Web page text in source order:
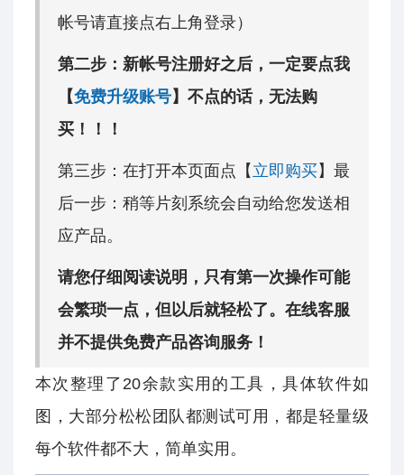
帐号请直接点右上角登录）
第二步：新帐号注册好之后，一定要点我
【免费升级账号】不点的话，无法购
买！！！
第三步：在打开本页面点【 立即购买】最
后一步：稍等片刻系统会自动给您发送相
应产品。
请您仔细阅读说明，只有第一次操作可能
会繁琐一点，但以后就轻松了。在线客服
并不提供免费产品咨询服务！
本次整理了20余款实用的工具，具体软件如
图，大部分松松团队都测试可用，都是轻量级
每个软件都不大，简单实用。